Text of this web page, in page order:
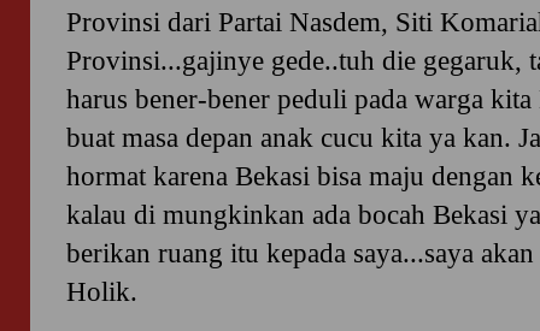
Provinsi dari Partai Nasdem, Siti
Provinsi...gajinye gede..tuh die gegaruk,
harus bener-bener peduli pada warga
buat masa depan anak cucu kita ya kan.
hormat karena Bekasi bisa maju dengan
kalau di mungkinkan ada bocah Bekasi
berikan ruang itu kepada saya...saya
Holik.